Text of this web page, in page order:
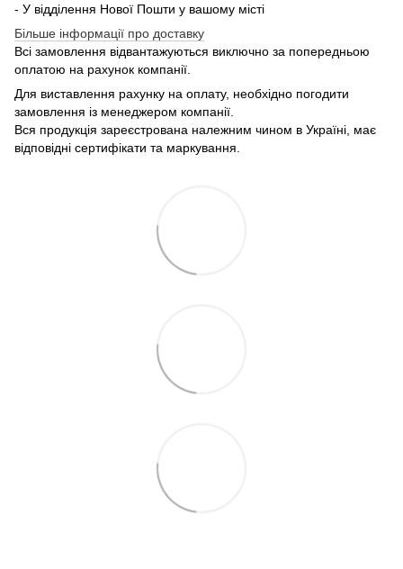
- У відділення Нової Пошти у вашому місті
Більше інформації про доставку
Всі замовлення відвантажуються виключно за попередньою
оплатою на рахунок компанії.
Для виставлення рахунку на оплату, необхідно погодити
замовлення із менеджером компанії.
Вся продукція зареєстрована належним чином в Україні, має
відповідні сертифікати та маркування.